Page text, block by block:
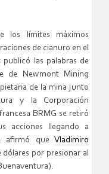
los límites máximos
de cianuro en el
publicó las palabras de
de Newmont Mining
de la mina junto
y la Corporación
BRMG se retiró
acciones llegando a
afirmó que Vladimiro
por presionar al